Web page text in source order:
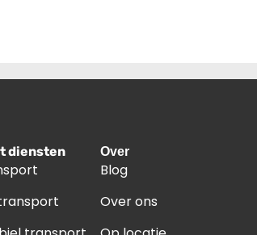
diensten Over
Blog
Over ons